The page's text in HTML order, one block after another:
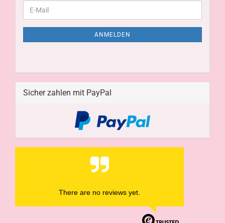
ANMELDEN
Sicher zahlen mit PayPal
There are no reviews yet.